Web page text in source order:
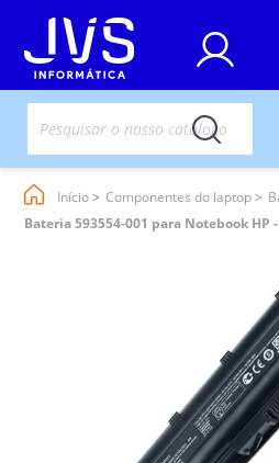
Início Componentes do laptop
Bateria 593554-001 para Notebook HP